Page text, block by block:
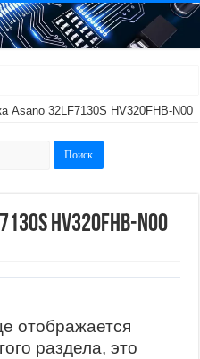
Asano 32LF7130S HV320FHB-N00
HV320FHB-N00
отображается
раздела, это